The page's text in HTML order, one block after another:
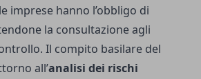
imprese hanno l’obbligo di
la consultazione agli
Il compito basilare del
all’analisi dei rischi